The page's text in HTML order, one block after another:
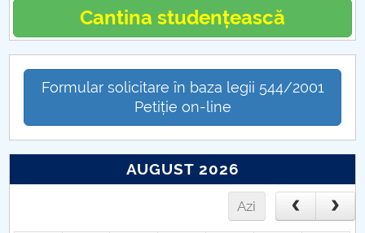
Cantina studențească
Formular solicitare în baza legii 544/2001
Petiție on-line
AUGUST 2026
Azi